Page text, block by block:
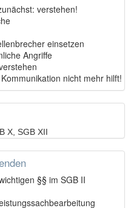
verstehen!
einsetzen
Angriffe
nicht mehr hilft!
X, SGB XII
§§ im SGB II